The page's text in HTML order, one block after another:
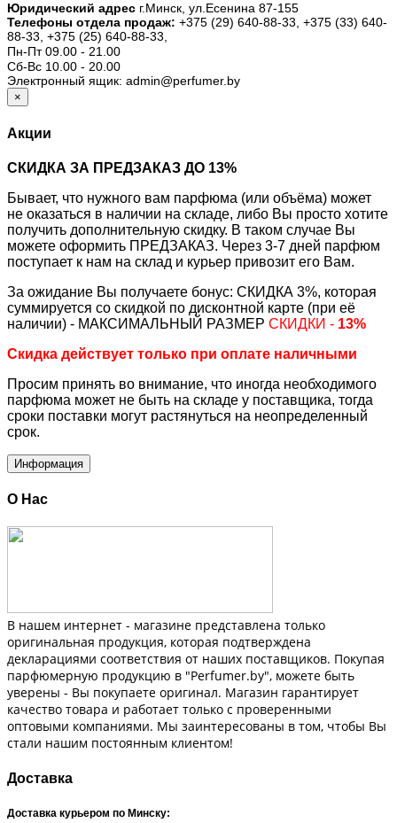
Юридический адрес г.Минск, ул.Есенина 87-155
Телефоны отдела продаж: +375 (29) 640-88-33, +375 (33) 640-
88-33, +375 (25) 640-88-33,
Пн-Пт 09.00 - 21.00
Сб-Вс 10.00 - 20.00
Электронный ящик: admin@perfumer.by
×
Акции
СКИДКА ЗА ПРЕДЗАКАЗ ДО 13%
Бывает, что нужного вам парфюма (или объёма) может
не оказаться в наличии на складе, либо Вы просто хотите
получить дополнительную скидку. В таком случае Вы
можете оформить ПРЕДЗАКАЗ. Через 3-7 дней парфюм
поступает к нам на склад и курьер привозит его Вам.
За ожидание Вы получаете бонус: СКИДКА 3%, которая
суммируется со скидкой по дисконтной карте (при её
наличии) - МАКСИМАЛЬНЫЙ РАЗМЕР СКИДКИ - 13%
Скидка действует только при оплате наличными
Просим принять во внимание, что иногда необходимого
парфюма может не быть на складе у поставщика, тогда
сроки поставки могут растянуться на неопределенный
срок.
Информация
О Нас
В нашем интернет - магазине представлена только
оригинальная продукция, которая подтверждена
декларациями соответствия от наших поставщиков. Покупая
парфюмерную продукцию в "Perfumer.by", можете быть
уверены - Вы покупаете оригинал. Магазин гарантирует
качество товара и работает только с проверенными
оптовыми компаниями. Мы заинтересованы в том, чтобы Вы
стали нашим постоянным клиентом!
Доставка
Доставка курьером по Минску: